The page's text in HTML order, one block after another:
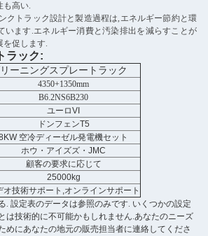
も高い.
クトラック設計と製造過程は,エネルギー節約と環
います.エネルギー消費と汚染排出を減らすことが
を促します.
トラック:
ーニングスプレートラック
4350+1350mm
B6.2NS6B230
ユーロVI
ドンフェンT5
空冷ディーゼル発電機セット
ホウ・アイズズ・JMC
顧客の要求に応じて
25000kg
オ技術サポート,オンラインサポート
. 設定表のデータは参照のみです. いくつかの設定
は技術的に不可能かもしれません.あなたのニーズ
めにあなたの地元の販売担当者に連絡してくださ